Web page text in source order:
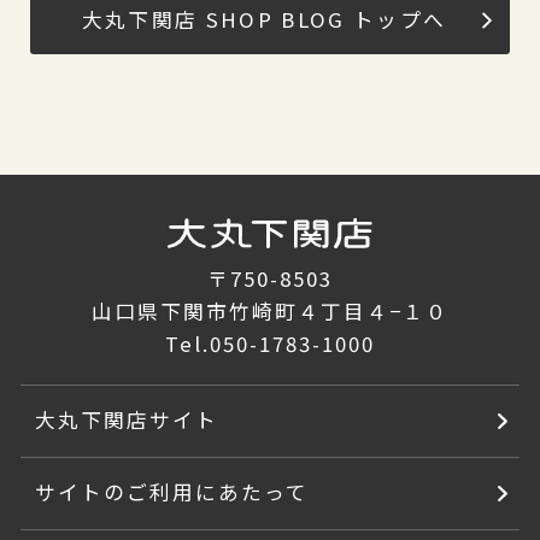
大丸下関店 SHOP BLOG トップへ
〒750-8503
山口県下関市竹崎町４丁目４−１０
Tel.050-1783-1000
大丸下関店サイト
サイトのご利用にあたって